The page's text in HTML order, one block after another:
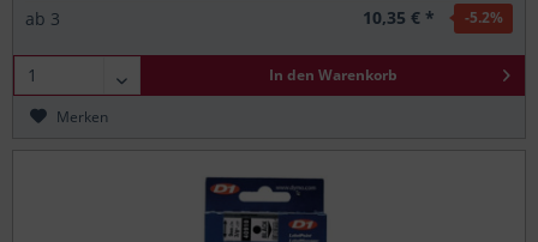
ab 3 10,35 € * -5.2%
In den Warenkorb
Merken